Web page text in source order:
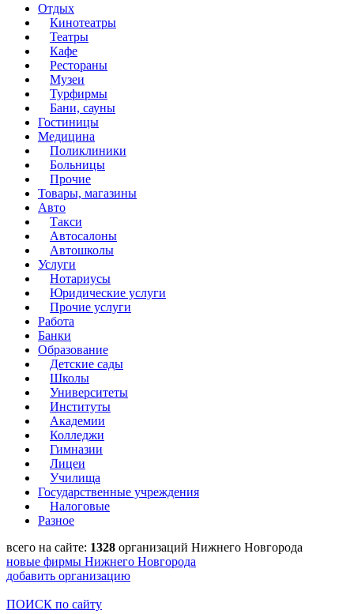
Отдых
Кинотеатры
Театры
Кафе
Рестораны
Музеи
Турфирмы
Бани, сауны
Гостиницы
Медицина
Поликлиники
Больницы
Прочие
Товары, магазины
Авто
Такси
Автосалоны
Автошколы
Услуги
Нотариусы
Юридические услуги
Прочие услуги
Работа
Банки
Образование
Детские сады
Школы
Университеты
Институты
Академии
Колледжи
Гимназии
Лицеи
Училища
Государственные учреждения
Налоговые
Разное
всего на сайте: 1328 организаций Нижнего Новгорода
новые фирмы Нижнего Новгорода
добавить организацию
ПОИСК по сайту